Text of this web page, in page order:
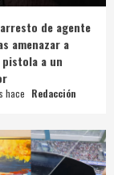
de agente
amenazar a
a un
hace Redacción